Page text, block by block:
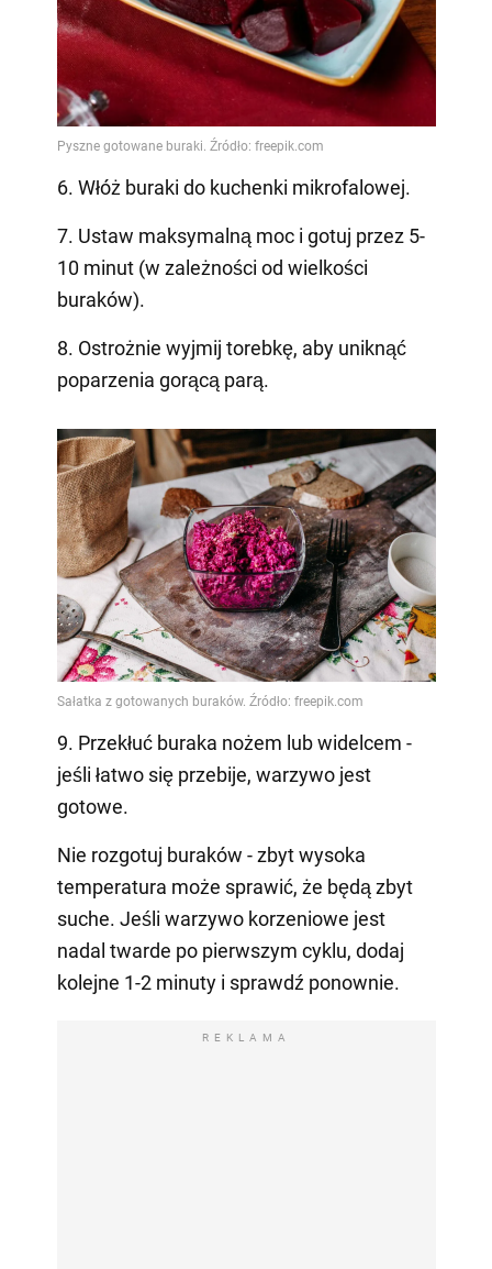
6. Włóż buraki do kuchenki mikrofalowej.
7. Ustaw maksymalną moc i gotuj przez 5-
10 minut (w zależności od wielkości
buraków).
8. Ostrożnie wyjmij torebkę, aby uniknąć
poparzenia gorącą parą.
9. Przekłuć buraka nożem lub widelcem -
jeśli łatwo się przebije, warzywo jest
gotowe.
Nie rozgotuj buraków - zbyt wysoka
temperatura może sprawić, że będą zbyt
suche. Jeśli warzywo korzeniowe jest
nadal twarde po pierwszym cyklu, dodaj
kolejne 1-2 minuty i sprawdź ponownie.
REKLAMA